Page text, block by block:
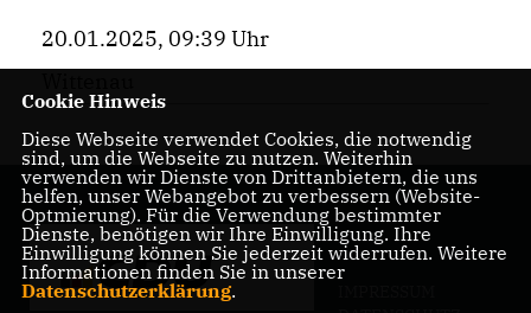
20.01.2025, 09:39 Uhr
Cookie Hinweis
Diese Webseite verwendet Cookies, die notwendig
sind, um die Webseite zu nutzen. Weiterhin
verwenden wir Dienste von Drittanbietern, die uns
helfen, unser Webangebot zu verbessern (Website-
Optmierung). Für die Verwendung bestimmter
Dienste, benötigen wir Ihre Einwilligung. Ihre
Einwilligung können Sie jederzeit widerrufen. Weitere
Informationen finden Sie in unserer
Datenschutzerklärung.